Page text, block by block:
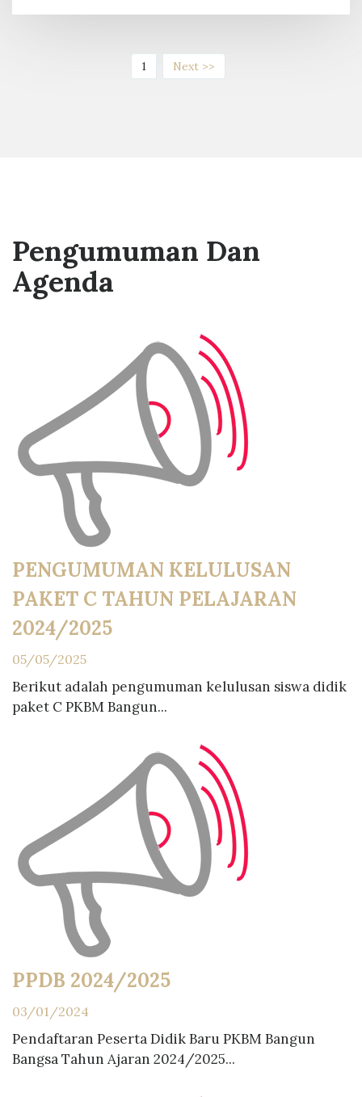
1(current)Next >>
Pengumuman Dan
Agenda
PENGUMUMAN KELULUSAN
PAKET C TAHUN PELAJARAN
2024/2025
05/05/2025
Berikut adalah pengumuman kelulusan siswa didik
paket C PKBM Bangun...
PPDB 2024/2025
03/01/2024
Pendaftaran Peserta Didik Baru PKBM Bangun
Bangsa Tahun Ajaran 2024/2025...